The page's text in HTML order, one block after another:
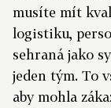
musíte mít
logistiku,
sehraná jako
jeden tým. To
aby mohla